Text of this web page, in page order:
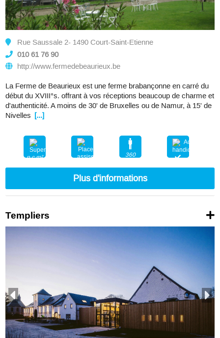
Rue Saussale 2- 1490 Court-Saint-Etienne
010 61 76 90
http://www.fermedebeaurieux.be
La Ferme de Beaurieux est une ferme brabançonne en carré du
début du XVIII°s. offrant à vos réceptions beaucoup de charme et
d'authenticité. A moins de 30' de Bruxelles ou de Namur, à 15' de
Nivelles [...]
n.c.m²
360
Plus d'informations
Templiers